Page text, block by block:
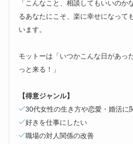
「こんなこと、相談してもいいのか
るあなたにこそ、楽に幸せになって
います。
モットーは「いつかこんな日があっ
っと来る！」
【得意ジャンル】
30代女性の生き方や恋愛・婚活に
好きを仕事にしたい
職場の対人関係の改善